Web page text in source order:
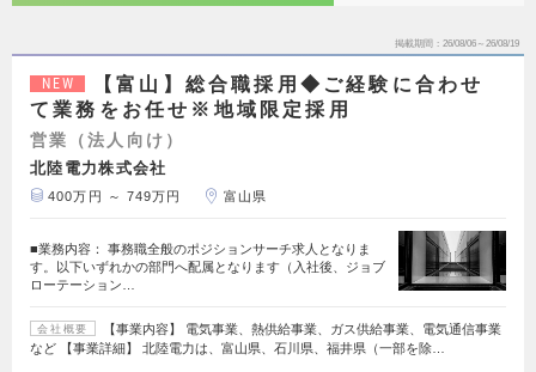
掲載期間 26/08/06～26/08/19
NEW
【富山】総合職採用◆ご経験に合わせ
て業務をお任せ※地域限定採用
営業（法人向け）
北陸電力株式会社
400万円 ～ 749万円 富山県
■業務内容： 事務職全般のポジションサーチ求人となりま
す。以下いずれかの部門へ配属となります（入社後、ジョブ
ローテーション…
会社概要
【事業内容】 電気事業、熱供給事業、ガス供給事業、電気通信事業
など 【事業詳細】 北陸電力は、富山県、石川県、福井県（一部を除…